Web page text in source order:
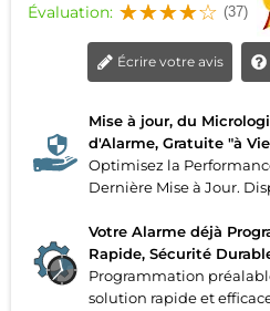
Évaluation: (37)
Écrire votre avis
Mise à jour, du
d'Alarme, Gratuite "à
Optimisez la
Dernière Mise à Jour.
Votre Alarme déjà
Rapide, Sécurité
Programmation
solution rapide et